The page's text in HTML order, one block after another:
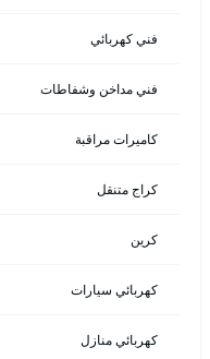
فني كهربائي
فني مداخن وشفاطات
كاميرات مراقبة
كراج متنقل
كرين
كهربائي سيارات
كهربائي منازل